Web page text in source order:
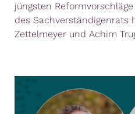
jüngsten
des
Zettelmeyer und Achim